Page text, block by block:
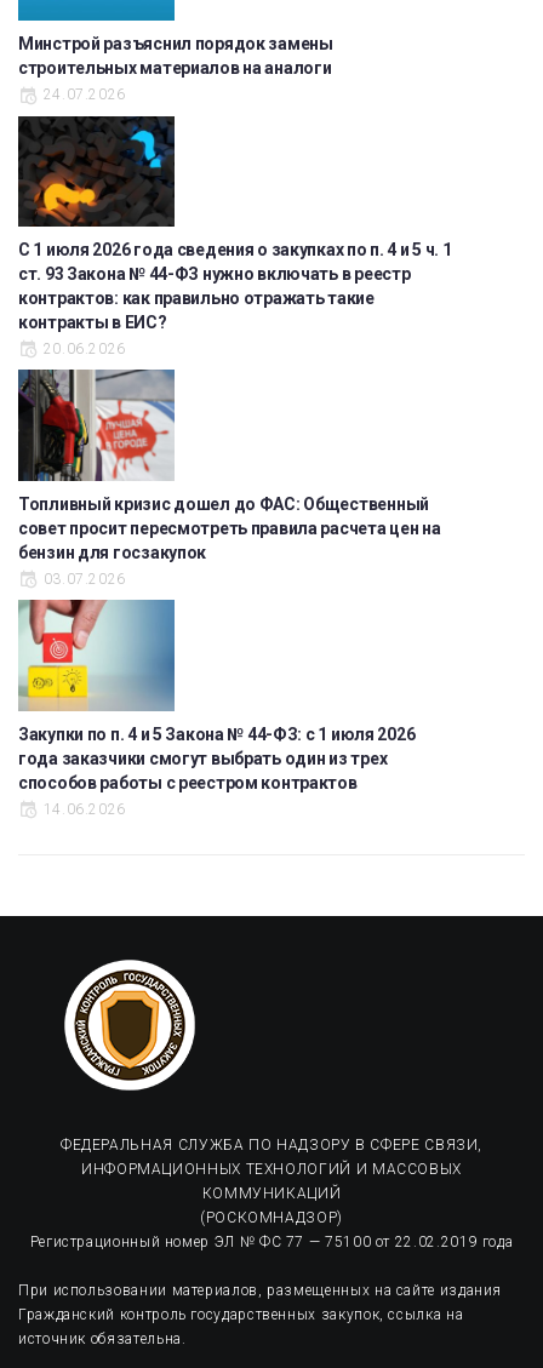
Минстрой разъяснил порядок замены
строительных материалов на аналоги
24.07.2026
С 1 июля 2026 года сведения о закупках по п. 4 и 5 ч. 1
ст. 93 Закона № 44-ФЗ нужно включать в реестр
контрактов: как правильно отражать такие
контракты в ЕИС?
20.06.2026
Топливный кризис дошел до ФАС: Общественный
совет просит пересмотреть правила расчета цен на
бензин для госзакупок
03.07.2026
Закупки по п. 4 и 5 Закона № 44-ФЗ: с 1 июля 2026
года заказчики смогут выбрать один из трех
способов работы с реестром контрактов
14.06.2026
ФЕДЕРАЛЬНАЯ СЛУЖБА ПО НАДЗОРУ В СФЕРЕ СВЯЗИ,
ИНФОРМАЦИОННЫХ ТЕХНОЛОГИЙ И МАССОВЫХ
КОММУНИКАЦИЙ
(РОСКОМНАДЗОР)
Регистрационный номер ЭЛ № ФС 77 — 75100 от 22.02.2019 года
При использовании материалов, размещенных на сайте издания
Гражданский контроль государственных закупок, ссылка на
источник обязательна.